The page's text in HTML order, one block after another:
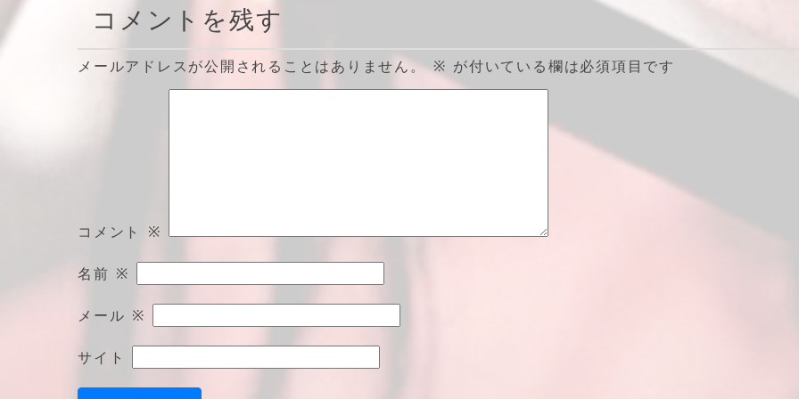
コメントを残す
メールアドレスが公開されることはありません。 ※ が付いている欄は必須項目です
コメント ※
名前 ※
メール ※
サイト